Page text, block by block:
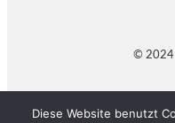
© 2024
Diese Website benutzt